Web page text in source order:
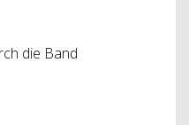
die Band